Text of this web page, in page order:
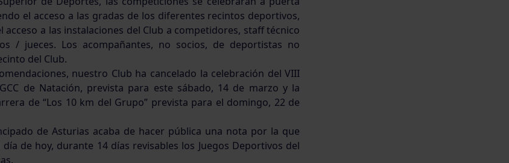
el acceso a las gradas de los diferentes recintos deportivos,
acceso a las instalaciones del Club a competidores, staff técnico
/ jueces. Los acompañantes, no socios, de deportistas no
del Club.
nuestro Club ha cancelado la celebración del VIII
de Natación, prevista para este sábado, 14 de marzo y la
de “Los 10 km del Grupo” prevista para el domingo, 22 de
de Asturias acaba de hacer pública una nota por la que
de hoy, durante 14 días revisables los Juegos Deportivos del